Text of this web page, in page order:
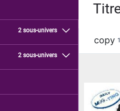
2 sous-univers
2 sous-univers
copy